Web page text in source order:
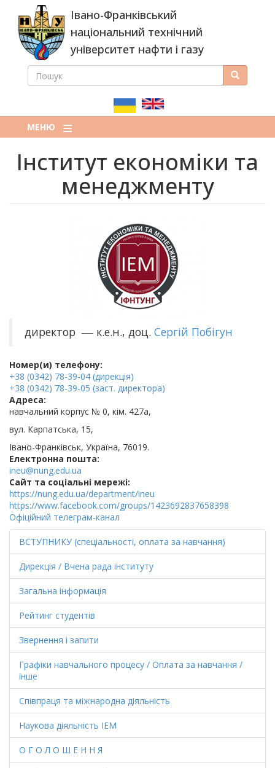
основного
вмісту
Івано-Франківський
національний технічний
університет нафти і газу
ПОШУКОВА
ПОШУК Пошук
МЕНЮ
Інститут економіки та
менеджменту
директор— к.е.н., доц. Сергій Побігун
Номер(и) телефону:
+38 (0342) 78-39-04 (дирекція)
+38 (0342) 78-39-05 (заст. директора)
Адреса:
навчальний корпус № 0, кім. 427а,
вул. Карпатська, 15,
Івано-Франківськ, Україна, 76019.
Електронна пошта:
ineu@nung.edu.ua
Cайт та соціальні мережі:
https://nung.edu.ua/department/ineu
https://www.facebook.com/groups/1423692837658398
Офіційний телеграм-канал
ВСТУПНИКУ (спеціальності, оплата за навчання)
Дирекція / Вчена рада інституту
Загальна інформація
Рейтинг студентів
Звернення і запити
Графіки навчального процесу / Оплата за навчання /
інше
Співпраця та міжнародна діяльність
Наукова діяльність ІЕМ
О Г О Л О Ш Е Н Н Я